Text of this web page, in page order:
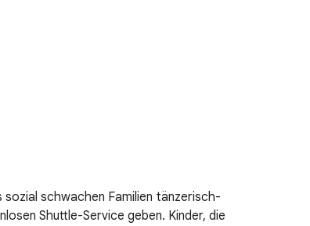
sozial schwachen Familien tänzerisch-
Shuttle-Service geben. Kinder, die